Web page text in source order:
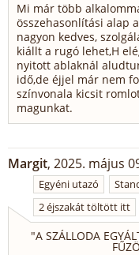
Mi már több
összehasonlítási alap
nagyon kedves,
kiállt a rugó lehet,H
nyitott ablaknál
idő,de éjjel már nem
színvonala kicsit
magunkat.
Margit, 2025. május
Egyéni utazó
2 éjszakát töltött itt
"A SZÁLLODA